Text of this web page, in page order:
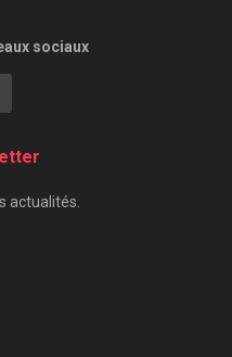
sociaux
actualités.